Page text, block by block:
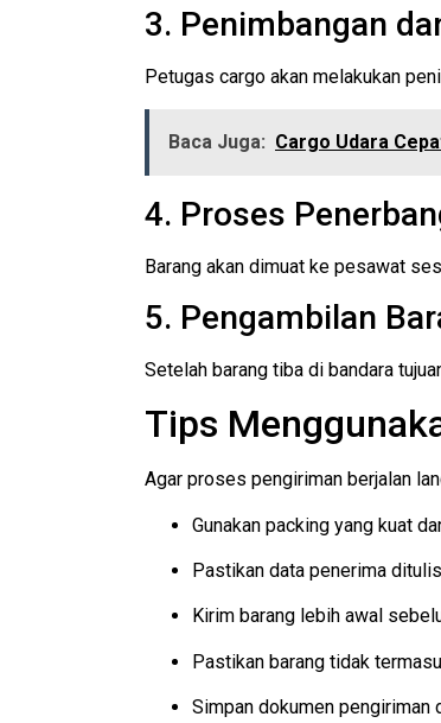
3. Penimbangan
Petugas cargo akan melakukan
Baca Juga: Cargo Udara
4. Proses
Barang akan dimuat ke pesawat
5. Pengambilan
Setelah barang tiba di bandara
Tips
Agar proses pengiriman berjalan
Gunakan packing yang kuat
Pastikan data penerima
Kirim barang lebih awal
Pastikan barang tidak
Simpan dokumen pengiriman